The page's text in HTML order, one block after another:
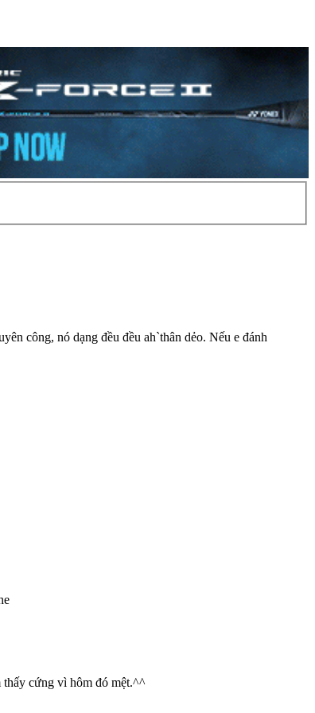
công, nó dạng đều đều ah`thân dẻo. Nếu e đánh
thấy cứng vì hôm đó mệt.^^